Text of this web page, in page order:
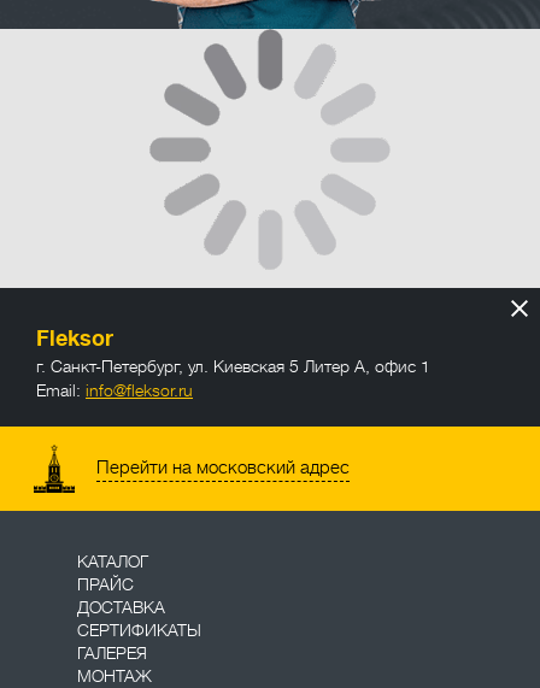
Fleksor
г. Санкт-Петербург, ул. Киевская 5 Литер А, офис 1
Email: info@fleksor.ru
Перейти на московский адрес
info@fleksor.ru
КАТАЛОГ
ПРАЙС
ДОСТАВКА
СЕРТИФИКАТЫ
ГАЛЕРЕЯ
МОНТАЖ